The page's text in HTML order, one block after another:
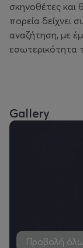
σκηνοθέτες και
πορεία δείχνει
αναζήτηση, με
εσωτερικότητα
Gallery
Προβολή